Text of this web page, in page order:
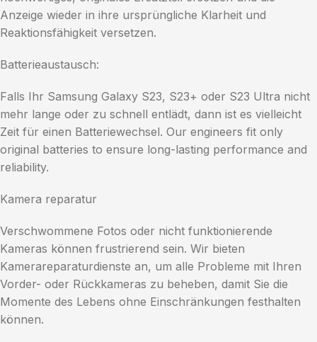
Anzeige wieder in ihre ursprüngliche Klarheit und
Reaktionsfähigkeit versetzen.
Batterieaustausch:
Falls Ihr Samsung Galaxy S23, S23+ oder S23 Ultra nicht
mehr lange oder zu schnell entlädt, dann ist es vielleicht
Zeit für einen Batteriewechsel. Our engineers fit only
original batteries to ensure long-lasting performance and
reliability.
Kamera reparatur
Verschwommene Fotos oder nicht funktionierende
Kameras können frustrierend sein. Wir bieten
Kamerareparaturdienste an, um alle Probleme mit Ihren
Vorder- oder Rückkameras zu beheben, damit Sie die
Momente des Lebens ohne Einschränkungen festhalten
können.